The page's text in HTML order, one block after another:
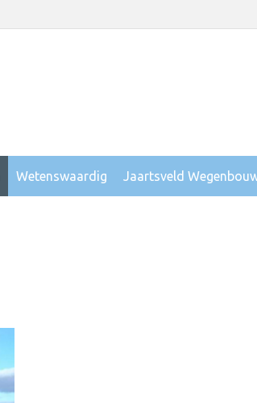
Wetenswaardig Jaartsveld